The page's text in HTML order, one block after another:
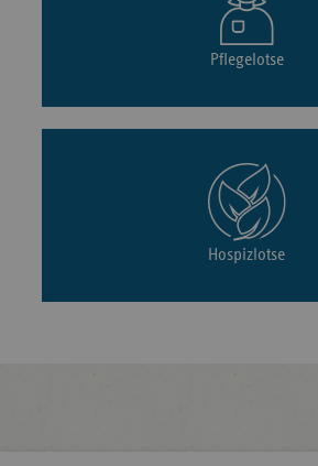
Pflegelotse
Hospizlotse